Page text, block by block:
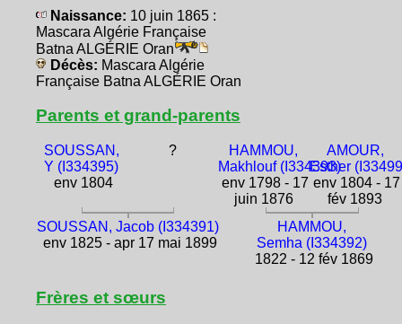
Naissance: 10 juin 1865 :
Mascara Algérie Française
Batna ALGÉRIE Oran
Décès: Mascara Algérie
Française Batna ALGÉRIE Oran
Parents et grand-parents
SOUSSAN,
Y (I334395)
env 1804
?
HAMMOU,
Makhlouf (I334393)
env 1798 - 17
juin 1876
AMOUR,
Esther
env 1804 - 17
fév 1893
SOUSSAN, Jacob (I334391)
env 1825 - apr 17 mai 1899
HAMMOU,
Semha (I334392)
1822 - 12 fév 1869
Frères et sœurs